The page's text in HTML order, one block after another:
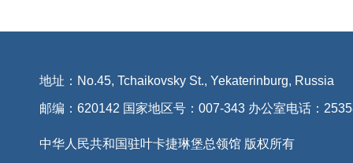
地址：No.45, Tchaikovsky St., Yekaterinburg, Russia
邮编：620142 国家地区号：007-343 办公室电话：
中华人民共和国驻叶卡捷琳堡总领馆 版权所有